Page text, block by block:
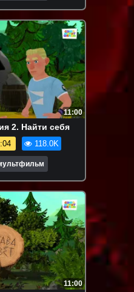
11:00
2. Найти себя
118.0K
11:00